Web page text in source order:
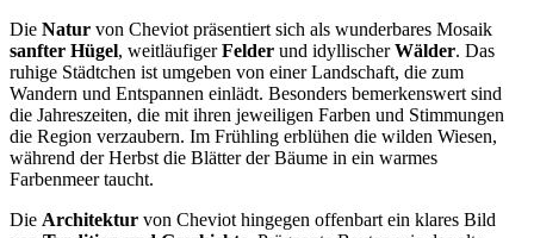
Die Natur von Cheviot präsentiert sich als wunderbares Mosaik
sanfter Hügel, weitläufigerFelder und idyllischerWälder. Das
ruhige Städtchen ist umgeben von einer Landschaft, die zum
Wandern und Entspannen einlädt. Besonders bemerkenswert sind
die Jahreszeiten, die mit ihren jeweiligen Farben und Stimmungen
die Region verzaubern. Im Frühling erblühen die wilden Wiesen,
während der Herbst die Blätter der Bäume in ein warmes
Farbenmeer taucht.
Die Architektur von Cheviot hingegen offenbart ein klares Bild